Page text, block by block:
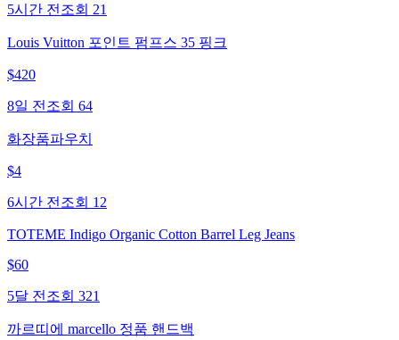
5시간 전 조회 21
Louis Vuitton 포인트 펌프스 35 핑크
$420
8일 전 조회 64
화장품파우치
$4
6시간 전 조회 12
TOTEME Indigo Organic Cotton Barrel Leg Jeans
$60
5달 전 조회 321
까르띠에 marcello 정품 핸드백